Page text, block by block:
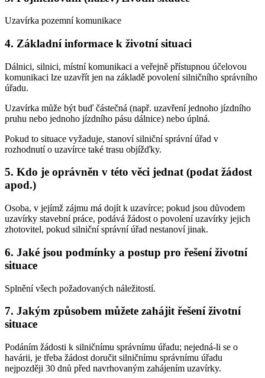
Uzavírka pozemní komunikace
4. Základní informace k životní situaci
Dálnici, silnici, místní komunikaci a veřejně přístupnou účelovou
komunikaci lze uzavřít jen na základě povolení silničního správního
úřadu.
Uzavírka může být buď částečná (např. uzavření jednoho jízdního
pruhu nebo jednoho jízdního pásu dálnice) nebo úplná.
Pokud to situace vyžaduje, stanoví silniční správní úřad v
rozhodnutí o uzavírce také trasu objížďky.
5. Kdo je oprávněn v této věci jednat (podat žádost
apod.)
Osoba, v jejímž zájmu má dojít k uzavírce; pokud jsou důvodem
uzavírky stavební práce, podává žádost o povolení uzavírky jejich
zhotovitel, pokud silniční správní úřad nestanoví jinak.
6. Jaké jsou podmínky a postup pro řešení životní
situace
Splnění všech požadovaných náležitostí.
7. Jakým způsobem můžete zahájit řešení životní
situace
Podáním žádosti k silničnímu správnímu úřadu; nejedná-li se o
havárii, je třeba žádost doručit silničnímu správnímu úřadu
nejpozději 30 dnů před navrhovaným zahájením uzavírky.